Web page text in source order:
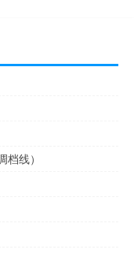
线）